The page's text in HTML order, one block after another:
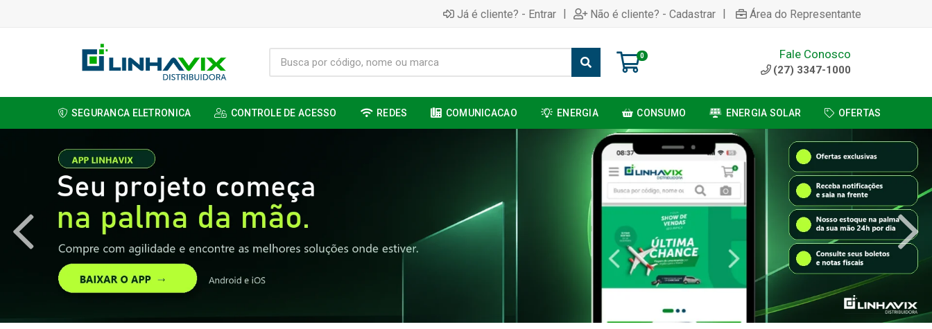
Já é cliente? - Entrar | Não é cliente? - Cadastrar | Área do Representante
0 Fale Conosco
(27) 3347-1000
SEGURANCA ELETRONICA CONTROLE DE ACESSO REDES COMUNICACAO ENERGIA CONSUMO ENERGIA SOLAR OFERTAS